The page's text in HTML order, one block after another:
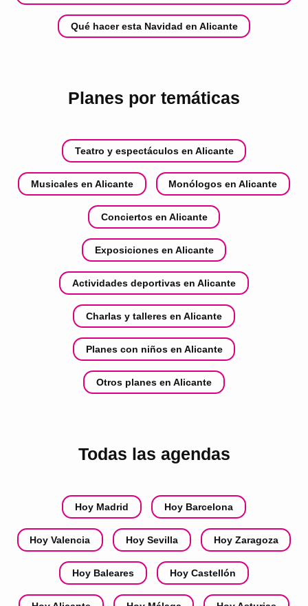
Qué hacer esta Navidad en Alicante
Planes por temáticas
Teatro y espectáculos en Alicante
Musicales en Alicante Monólogos en Alicante
Conciertos en Alicante
Exposiciones en Alicante
Actividades deportivas en Alicante
Charlas y talleres en Alicante
Planes con niños en Alicante
Otros planes en Alicante
Todas las agendas
Hoy Madrid Hoy Barcelona
Hoy Valencia Hoy Sevilla Hoy Zaragoza
Hoy Baleares Hoy Castellón